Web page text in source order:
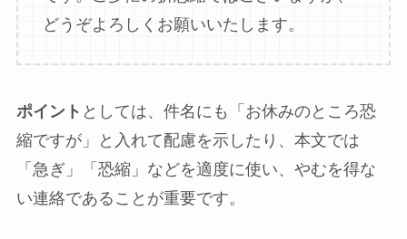
どうぞよろしくお願いいたします。
ポイント としては、件名にも「お休みのところ恐
縮ですが」と入れて配慮を示したり、本文では
「急ぎ」「恐縮」などを適度に使い、やむを得な
い連絡であることが重要です。